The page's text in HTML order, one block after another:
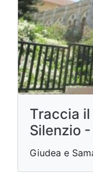
Traccia
Silenzio
Giudea e